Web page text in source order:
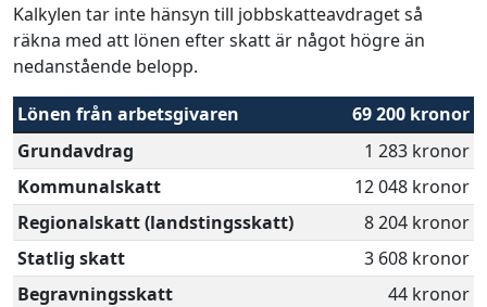
Kalkylen tar inte hänsyn till jobbskatteavdraget så
räkna med att lönen efter skatt är något högre än
nedanstående belopp.
Lönen från arbetsgivaren
69 200 kronor
Grundavdrag
1 283 kronor
Kommunalskatt
12 048 kronor
Regionalskatt (landstingsskatt)
8 204 kronor
Statlig skatt
3 608 kronor
Begravningsskatt
44 kronor